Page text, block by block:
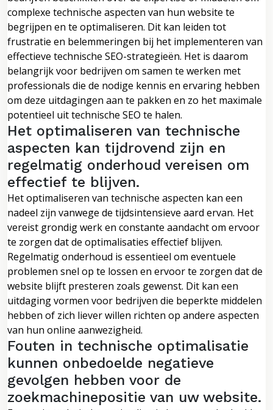
complexe technische aspecten van hun website te
begrijpen en te optimaliseren. Dit kan leiden tot
frustratie en belemmeringen bij het implementeren van
effectieve technische SEO-strategieën. Het is daarom
belangrijk voor bedrijven om samen te werken met
professionals die de nodige kennis en ervaring hebben
om deze uitdagingen aan te pakken en zo het maximale
potentieel uit technische SEO te halen.
Het optimaliseren van technische
aspecten kan tijdrovend zijn en
regelmatig onderhoud vereisen om
effectief te blijven.
Het optimaliseren van technische aspecten kan een
nadeel zijn vanwege de tijdsintensieve aard ervan. Het
vereist grondig werk en constante aandacht om ervoor
te zorgen dat de optimalisaties effectief blijven.
Regelmatig onderhoud is essentieel om eventuele
problemen snel op te lossen en ervoor te zorgen dat de
website blijft presteren zoals gewenst. Dit kan een
uitdaging vormen voor bedrijven die beperkte middelen
hebben of zich liever willen richten op andere aspecten
van hun online aanwezigheid.
Fouten in technische optimalisatie
kunnen onbedoelde negatieve
gevolgen hebben voor de
zoekmachinepositie van uw website.